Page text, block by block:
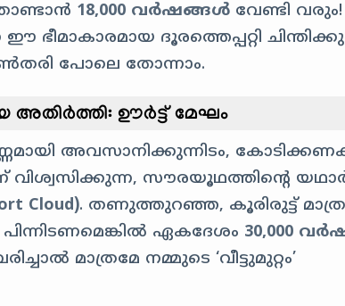
18,000 വർഷങ്ങൾ വേണ്ടി
ദൂരത്തെപ്പറ്റി
പോലെ തോന്നാം.
ഊർട്ട് മേഘം
അവസാനിക്കുന്നിടം,
വിശ്വസിക്കുന്ന, സൗരയൂഥത്തിൻ്റെ
Cloud). തണുത്തുറഞ്ഞ, കൂരിരുട്ട്
ഏകദേശം 30,000
മാത്രമേ നമ്മുടെ ‘വീട്ടുമുറ്റം’